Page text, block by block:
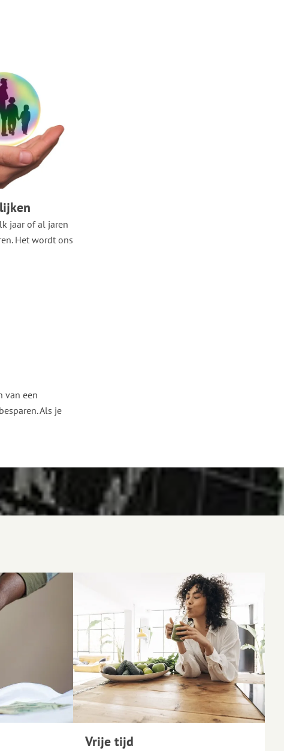
jaar of al jaren
Het wordt ons
van een
Als je
Vrije tijd